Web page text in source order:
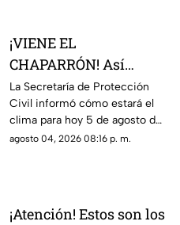
¡VIENE EL
CHAPARRÓN! Así
estará el clima en el
estado de Veracruz hoy
5 de agosto de 2026
La Secretaría de Protección
Civil informó cómo estará el
clima para hoy 5 de agosto de
2026 en Veracruz, así como el
agosto 04, 2026 08:16 p. m.
¡Atención! Estos son los